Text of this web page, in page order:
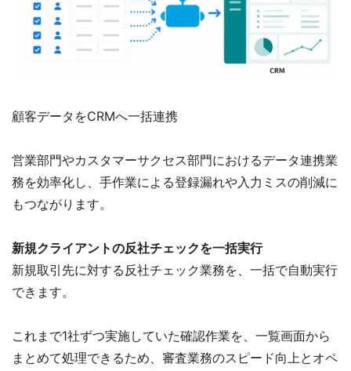
顧客データをCRMへ一括連携
営業部門やカスタマーサクセス部門におけるデータ連携業
務を効率化し、手作業による登録漏れや入力ミスの削減に
もつながります。
新規クライアントの反社チェックを一括実行
新規取引先に対する反社チェック業務を、一括で自動実行
できます。
これまで1社ずつ実施していた確認作業を、一覧画面から
まとめて処理できるため、審査業務のスピード向上とオペ